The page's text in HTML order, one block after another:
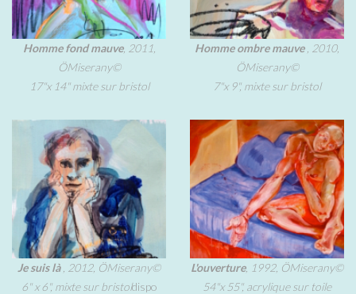
Homme fond mauve, 2011,
ÖMiserany©
17"x 14" mixte sur bristol
Homme ombre mauve , 2010,
ÖMiserany©
7"x 9", mixte sur bristol
Je suis là , 2012, ÖMiserany©
6" x 6", mixte sur bristoldispo
L'ouverture, 1992, ÖMiserany©
54"x 55", acrylique sur toile